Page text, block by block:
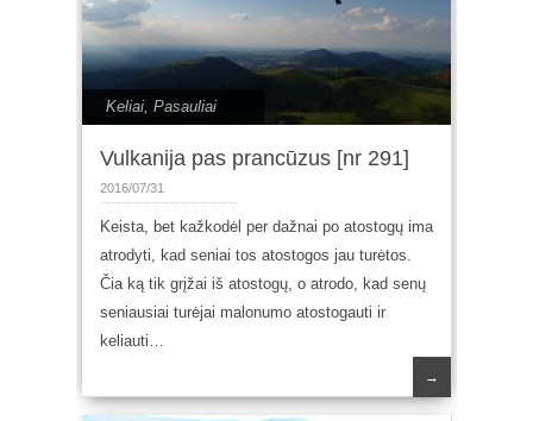
Keliai Pasauliai
Vulkanija pas prancūzus [nr 291]
2016/07/31
Keista, bet kažkodėl per dažnai po atostogų ima
atrodyti, kad seniai tos atostogos jau turėtos.
Čia ką tik grįžai iš atostogų, o atrodo, kad senų
seniausiai turėjai malonumo atostogauti ir
keliauti…
→